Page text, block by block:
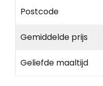
Postcode
Gemiddelde prijs
Geliefde maaltijd